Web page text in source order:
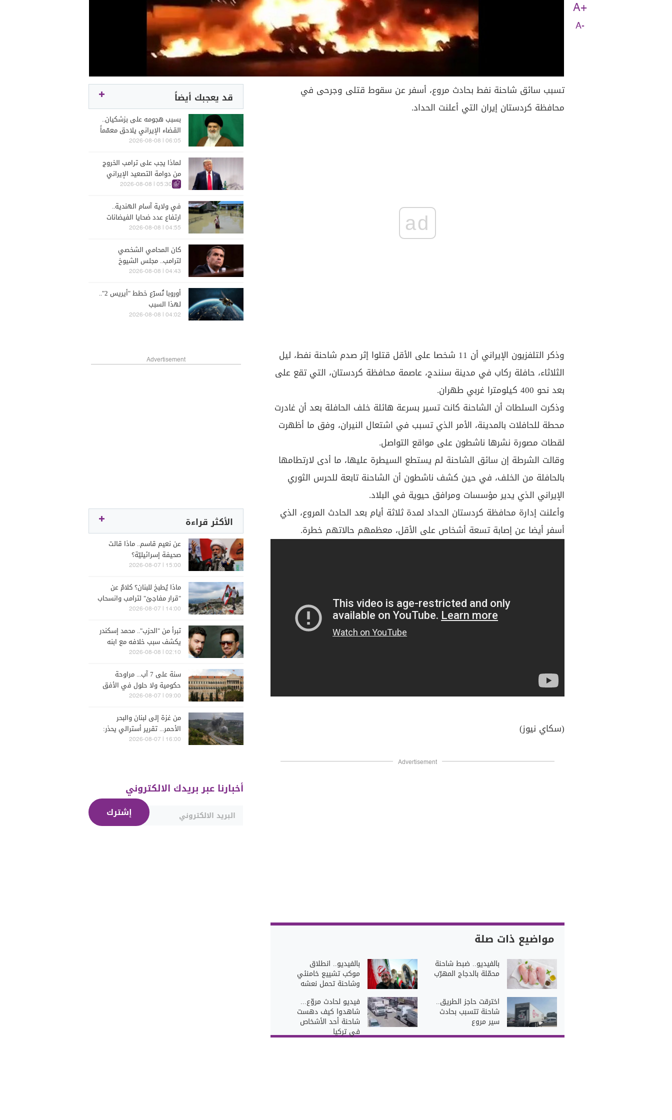
A+
A-
تسبب سائق شاحنة نفط بحادث مروع، أسفر عن سقوط قتلى وجرحى في
محافظة كردستان إيران التي أعلنت الحداد.
ad
وذكر التلفزيون الإيراني أن 11 شخصا على الأقل قتلوا إثر صدم شاحنة نفط، ليل
الثلاثاء، حافلة ركاب في مدينة سنندج، عاصمة محافظة كردستان، التي تقع على
بعد نحو 400 كيلومترا غربي طهران.
وذكرت السلطات أن الشاحنة كانت تسير بسرعة هائلة خلف الحافلة بعد أن غادرت
محطة للحافلات بالمدينة، الأمر الذي تسبب في اشتعال النيران، وفق ما أظهرت
لقطات مصورة نشرها ناشطون على مواقع التواصل.
وقالت الشرطة إن سائق الشاحنة لم يستطع السيطرة عليها، ما أدى لارتطامها
بالحافلة من الخلف، في حين كشف ناشطون أن الشاحنة تابعة للحرس الثوري
الإيراني الذي يدير مؤسسات ومرافق حيوية في البلاد.
وأعلنت إدارة محافظة كردستان الحداد لمدة ثلاثة أيام بعد الحادث المروع، الذي
أسفر أيضا عن إصابة تسعة أشخاص على الأقل، معظمهم حالاتهم خطرة.
(سكاي نيوز)
Advertisement
مواضيع ذات صلة
بالفيديو.. ضبط شاحنة
محمّلة بالدجاج المهرّب
بالفيديو.. انطلاق
موكب تشييع خامنئي
وشاحنة تحمل نعشه
اخترقت حاجز الطريق..
شاحنة تتسبب بحادث
سير مروع
فيديو لحادث مروّع...
شاهدوا كيف دهست
شاحنة أحد الأشخاص
في تركيا
قد يعجبك أيضاً
بسبب هجومه على بزشكيان..
القضاء الإيراني يلاحق معمّماً
بارزاً
06:05 | 2026-08-08
لماذا يجب على ترامب الخروج
من دوامة التصعيد الإيراني
قبل فوات الأوان؟
05:30 | 2026-08-08
في ولاية آسام الهندية..
ارتفاع عدد ضحايا الفيضانات
04:55 | 2026-08-08
كان المحامي الشخصي
لترامب.. مجلس الشيوخ
الأميركي يُصادق على تعيين
04:43 | 2026-08-08
أوروبا تُسرّع خطط "أيريس 2"..
لهذا السبب
04:02 | 2026-08-08
Advertisement
الأكثر قراءة
عن نعيم قاسم.. ماذا قالت
صحيفة إسرائيليّة؟
15:00 | 2026-08-07
ماذا يُطبخ للبنان؟ كلامٌ عن
"قرار مفاجئ" لترامب وانسحاب
إسرائيل
14:00 | 2026-08-07
تبرأ من "الحزب".. محمد إسكندر
يكشف سبب خلافه مع ابنه
فارس (فيديو)
02:10 | 2026-08-08
سنة على 7 آب... مراوحة
حكومية ولا حلول في الأفق
المنظور
09:00 | 2026-08-07
من غزة إلى لبنان والبحر
الأحمر... تقرير أسترالي يحذر:
الشرق الأوسط يدخل أخطر
16:00 | 2026-08-07
أخبارنا عبر بريدك الالكتروني
إشترك